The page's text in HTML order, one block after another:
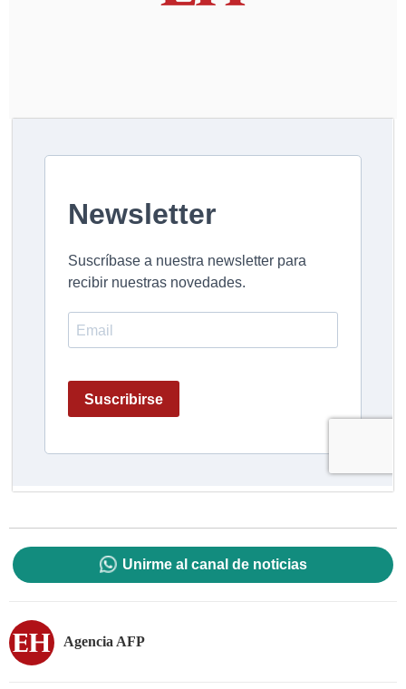
Unirme al canal de noticias
Agencia AFP